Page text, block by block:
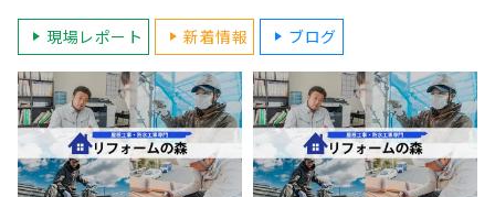
現場レポート 新着情報 ブログ